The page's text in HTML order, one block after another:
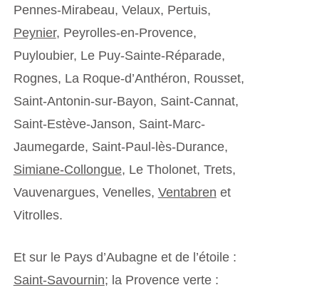
Pennes-Mirabeau, Velaux, Pertuis,
Peynier, Peyrolles-en-Provence,
Puyloubier, Le Puy-Sainte-Réparade,
Rognes, La Roque-d’Anthéron, Rousset,
Saint-Antonin-sur-Bayon, Saint-Cannat,
Saint-Estève-Janson, Saint-Marc-
Jaumegarde, Saint-Paul-lès-Durance,
Simiane-Collongue, Le Tholonet, Trets,
Vauvenargues, Venelles, Ventabren et
Vitrolles.
Et sur le Pays d’Aubagne et de l’étoile :
Saint-Savournin; la Provence verte :